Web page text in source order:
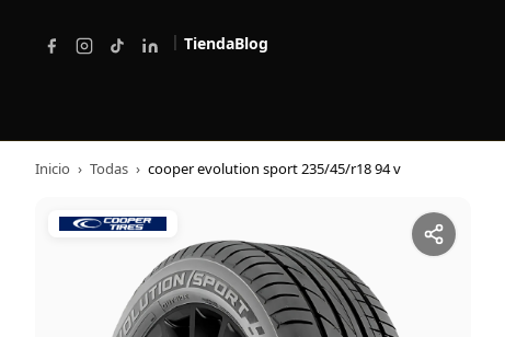
| TiendaBlog
Inicio › Todas › cooper evolution sport 235/45/r18 94 v